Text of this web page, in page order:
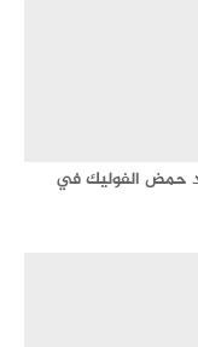
حمض الفوليك في